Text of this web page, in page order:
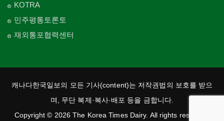
KOTRA
민주평통토론토
재외통포협력센터
캐나다한국일보의 모든 기사(content)는 저작권법의 보호를 받으
며, 무단 복제·복사·배포 등을 금합니다.
Copyright © 2026 The Korea Times Dairy. All rights reserved.